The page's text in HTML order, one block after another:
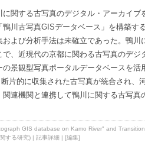
関する古写真のデジタル ・ アーカイブ
鴨川古写真GISデータベース」を構築す
および分析手法は未確立であった。鴨
、近現代の京都に関わる古写真のデ
景観型写真ポータルデータベースを
片的に収集された古写真が統合され、
関連機関と連携して鴨川に関する古写
GIS database on Kamo River" and
する研究) | 記事詳細 | [編集]